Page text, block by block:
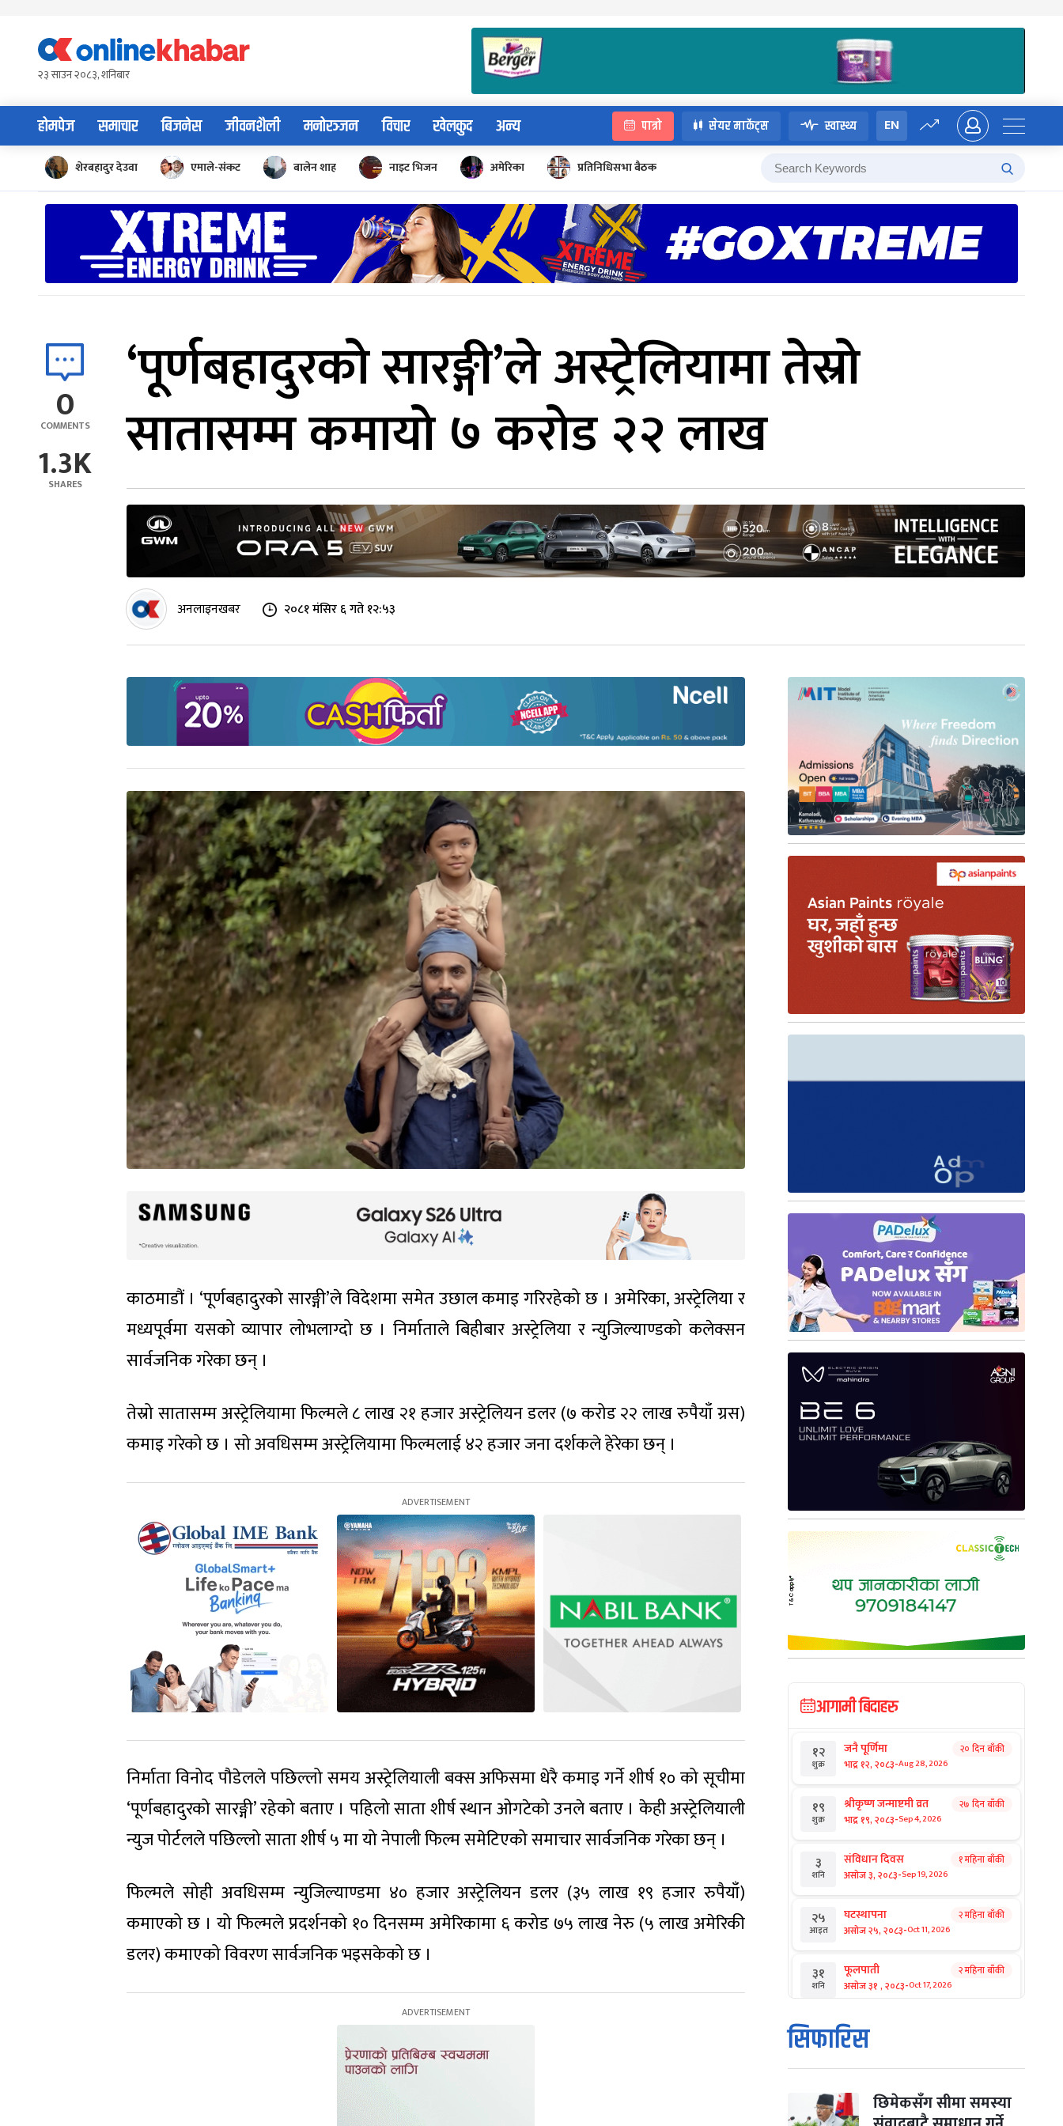
content२३ साउन २०८३, शनिबार
होमपेज समाचार बिजनेस जीवनशैली मनोरञ्जन विचार खेलकुद अन्य पात्रो सेयर मार्केट्स स्वास्थ्य EN
शेरबहादुर देउवा एमाले-संकट बालेन शाह नाइट भिजन अमेरिका प्रतिनिधिसभा बैठक
0
COMMENTS
1.3K
SHARES
‘पूर्णबहादुरको सारङ्गी’ले अस्ट्रेलियामा तेस्रो
सातासम्म कमायो ७ करोड २२ लाख
अनलाइनखबर २०८१ मंसिर ६ गते १२:५३
काठमाडौं । ‘पूर्णबहादुरको सारङ्गी’ले विदेशमा समेत उछाल कमाइ गरिरहेको छ । अमेरिका, अस्ट्रेलिया र
मध्यपूर्वमा यसको व्यापार लोभलाग्दो छ । निर्माताले बिहीबार अस्ट्रेलिया र न्युजिल्याण्डको कलेक्सन
सार्वजनिक गरेका छन् ।
तेस्रो सातासम्म अस्ट्रेलियामा फिल्मले ८ लाख २१ हजार अस्ट्रेलियन डलर (७ करोड २२ लाख रुपैयाँ ग्रस)
कमाइ गरेको छ । सो अवधिसम्म अस्ट्रेलियामा फिल्मलाई ४२ हजार जना दर्शकले हेरेका छन् ।
निर्माता विनोद पौडेलले पछिल्लो समय अस्ट्रेलियाली बक्स अफिसमा धेरै कमाइ गर्ने शीर्ष १० को सूचीमा
‘पूर्णबहादुरको सारङ्गी’ रहेको बताए । पहिलो साता शीर्ष स्थान ओगटेको उनले बताए । केही अस्ट्रेलियाली
न्युज पोर्टलले पछिल्लो साता शीर्ष ५ मा यो नेपाली फिल्म समेटिएको समाचार सार्वजनिक गरेका छन् ।
फिल्मले सोही अवधिसम्म न्युजिल्याण्डमा ४० हजार अस्ट्रेलियन डलर (३५ लाख १९ हजार रुपैयाँ)
कमाएको छ । यो फिल्मले प्रदर्शनको १० दिनसम्म अमेरिकामा ६ करोड ७५ लाख नेरु (५ लाख अमेरिकी
डलर) कमाएको विवरण सार्वजनिक भइसकेको छ ।
आगामी बिदाहरु
१२
शुक्र
जनै पूर्णिमा
भाद्र १२, २०८३-Aug 28, 2026
२० दिन बाँकी
१९
शुक्र
श्रीकृष्ण जन्माष्टमी व्रत
भाद्र १९, २०८३-Sep 4, 2026
२७ दिन बाँकी
३
शनि
संविधान दिवस
असोज ३, २०८३-Sep 19, 2026
१ महिना बाँकी
२५
आइत
घटस्थापना
असोज २५, २०८३-Oct 11, 2026
२ महिना बाँकी
३१
शनि
फूलपाती
असोज ३१ , २०८३-Oct 17, 2026
२ महिना बाँकी
१
आइत
कार्तिक सङ्क्रान्ति
कार्तिक १, २०८३
मंगल कार्तिक ३, २०८३-Oct 20, 2026
सिफारिस
छिमेकसँग सीमा समस्या